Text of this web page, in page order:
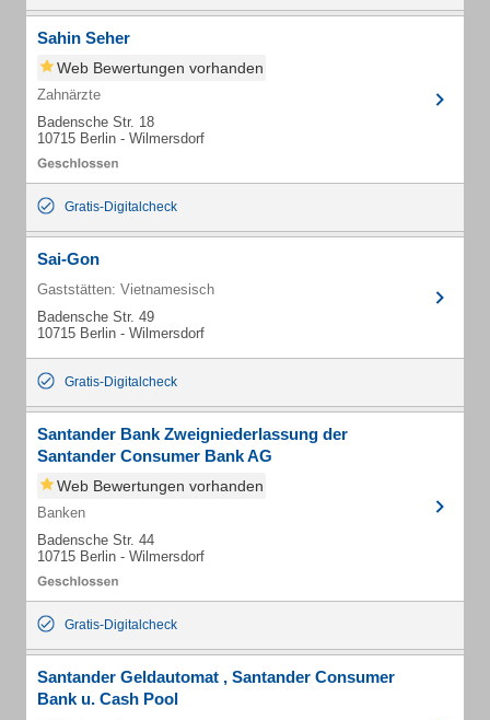
Sahin Seher
Web Bewertungen vorhanden
Zahnärzte
Badensche Str. 18
10715 Berlin - Wilmersdorf
Gratis-Digitalcheck
Sai-Gon
Gaststätten: Vietnamesisch
Badensche Str. 49
10715 Berlin - Wilmersdorf
Gratis-Digitalcheck
Santander Bank Zweigniederlassung der
Santander Consumer Bank AG
Web Bewertungen vorhanden
Banken
Badensche Str. 44
10715 Berlin - Wilmersdorf
Gratis-Digitalcheck
Santander Geldautomat , Santander Consumer
Bank u. Cash Pool